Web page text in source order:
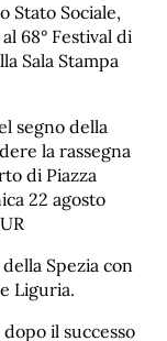
Stato Sociale,
68° Festival di
Sala Stampa
segno della
la rassegna
di Piazza
22 agosto
Spezia con
Liguria.
il successo